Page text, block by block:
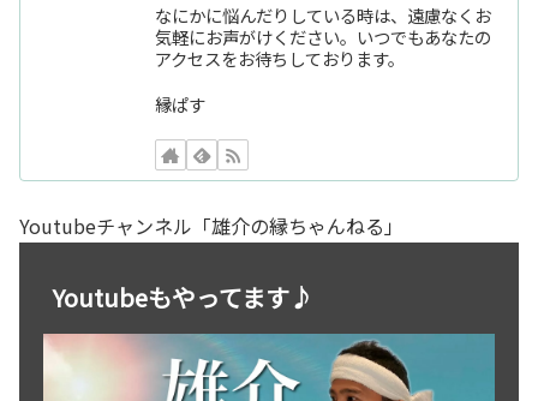
なにかに悩んだりしている時は、遠慮なくお
気軽にお声がけください。いつでもあなたの
アクセスをお待ちしております。
縁ぱす
Youtubeチャンネル「雄介の縁ちゃんねる」
Youtubeもやってます♪